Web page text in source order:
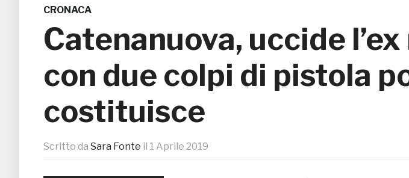
CRONACA
Catenanuova, uccide
con due colpi di pistola
costituisce
Scritto da Sara Fonte il 1 Aprile 2019